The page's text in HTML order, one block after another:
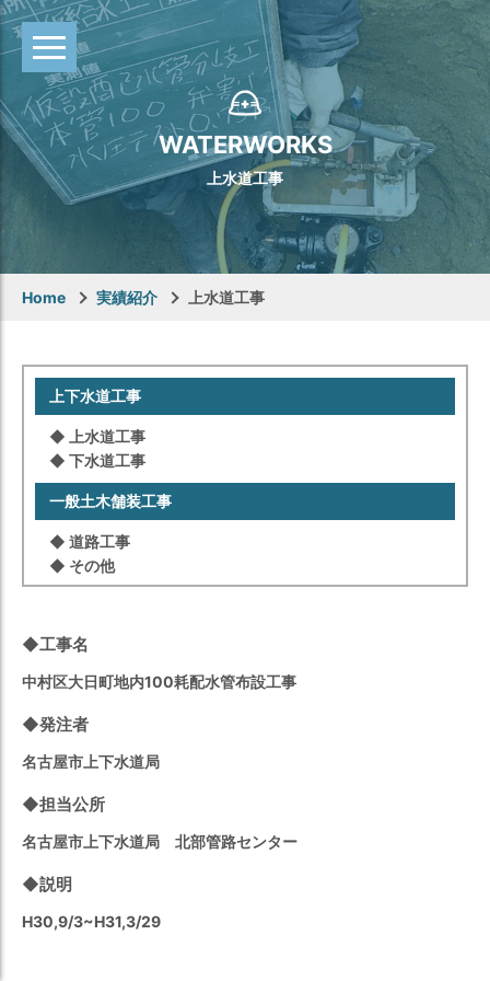
WATERWORKS
上⽔道⼯事
Home 実績紹介 上⽔道⼯事
上下⽔道⼯事
◆ 上⽔道⼯事
◆ 下⽔道⼯事
⼀般⼟⽊舗装⼯事
◆ 道路⼯事
◆ その他
◆⼯事名
中村区大日町地内100耗配水管布設工事
◆発注者
名古屋市上下水道局
◆担当公所
名古屋市上下水道局 北部管路センター
◆説明
H30,9/3~H31,3/29